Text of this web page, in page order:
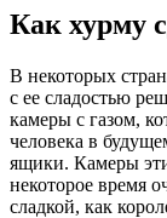
Как хурму
В некоторых
с ее сладостью
камеры с газом,
человека в
ящики. Камеры
некоторое время
сладкой, как